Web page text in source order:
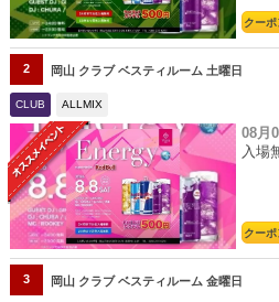
クーポ
2 岡山 クラブ ベスティルーム 土曜日
CLUB ALLMIX
08月
入場
クーポ
3 岡山 クラブ ベスティルーム 金曜日